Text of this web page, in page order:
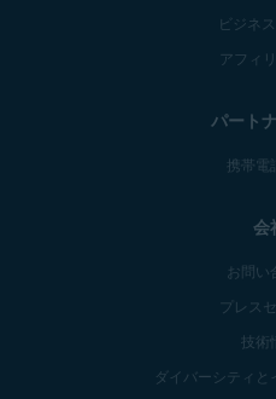
ビジネ
アフィ
パート
携帯電
会
お問い
プレス
技術
ダイバーシティと